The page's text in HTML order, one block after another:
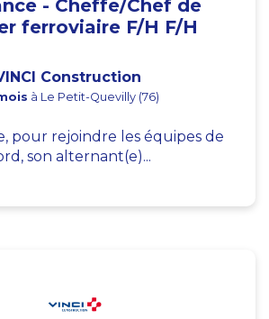
- Cheffe/Chef de
ferroviaire F/H F/H
Construction
à Le Petit-Quevilly (76)
pour rejoindre les équipes de
son alternant(e)...